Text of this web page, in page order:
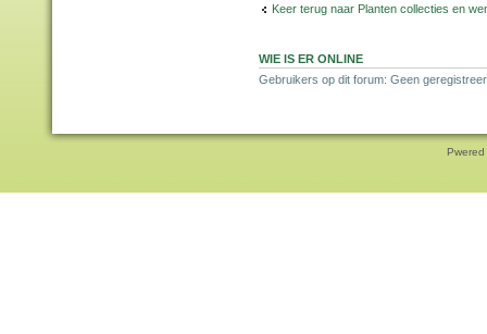
Keer terug naar Planten collecties en
WIE IS ER ONLINE
Gebruikers op dit forum: Geen